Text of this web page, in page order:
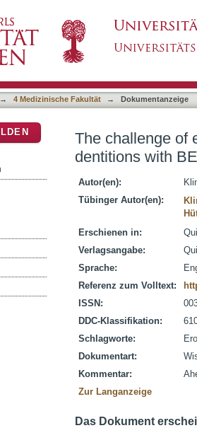
→ 4 Medizinische Fakultät → Dokumentanzeige
The challenge of
dentitions with
Autor(en):
Tübinger Autor(en):
Erschienen in:
Verlagsangabe:
Sprache:
Referenz zum Volltext:
ISSN:
DDC-Klassifikation:
Schlagworte:
Dokumentart:
Kommentar:
Zur Langanzeige
Das Dokument